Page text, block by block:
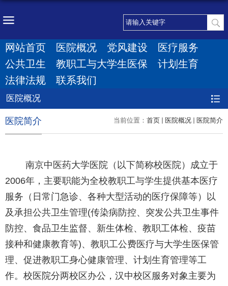
网站首页 医院概况 党风建设
医疗服务
公共卫生
教职工与大学生医保
计划生育
法律法规
联系我们
医院概况
当前位置： 首页 医院概况 医院简介
医院简介
南京中医药大学医院（以下简称校医院）成立于
2006年，主要职能为全校教职工与学生提供基本医疗
服务（日常门急诊、各种大型活动的医疗保障等）以
及承担公共卫生管理(传染病防控、突发公共卫生事件
防控、食品卫生监督、新生体检、教职工体检、疫苗
接种和健康教育等)、教职工公费医疗与大学生医保管
理、促进教职工身心健康管理、计划生育管理等工
作。校医院分两校区办公，汉中校区服务对象主要为